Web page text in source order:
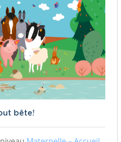
bête!